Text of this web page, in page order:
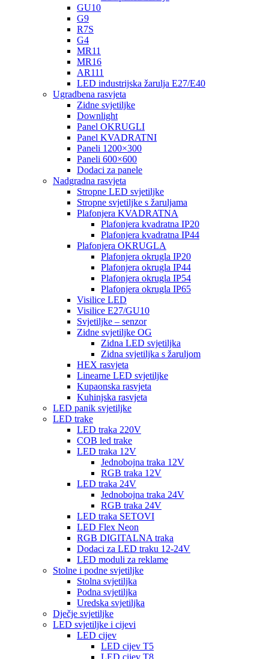
GU10
G9
R7S
G4
MR11
MR16
AR111
LED industrijska žarulja E27/E40
Ugradbena rasvjeta
Zidne svjetiljke
Downlight
Panel OKRUGLI
Panel KVADRATNI
Paneli 1200×300
Paneli 600×600
Dodaci za panele
Nadgradna rasvjeta
Stropne LED svjetiljke
Stropne svjetiljke s žaruljama
Plafonjera KVADRATNA
Plafonjera kvadratna IP20
Plafonjera kvadratna IP44
Plafonjera OKRUGLA
Plafonjera okrugla IP20
Plafonjera okrugla IP44
Plafonjera okrugla IP54
Plafonjera okrugla IP65
Visilice LED
Visilice E27/GU10
Svjetiljke – senzor
Zidne svjetiljke OG
Zidna LED svjetiljka
Zidna svjetiljka s žaruljom
HEX rasvjeta
Linearne LED svjetiljke
Kupaonska rasvjeta
Kuhinjska rasvjeta
LED panik svjetiljke
LED trake
LED traka 220V
COB led trake
LED traka 12V
Jednobojna traka 12V
RGB traka 12V
LED traka 24V
Jednobojna traka 24V
RGB traka 24V
LED traka SETOVI
LED Flex Neon
RGB DIGITALNA traka
Dodaci za LED traku 12-24V
LED moduli za reklame
Stolne i podne svjetiljke
Stolna svjetiljka
Podna svjetiljka
Uredska svjetiljka
Dječje svjetiljke
LED svjetiljke i cijevi
LED cijev
LED cijev T5
LED cijev T8